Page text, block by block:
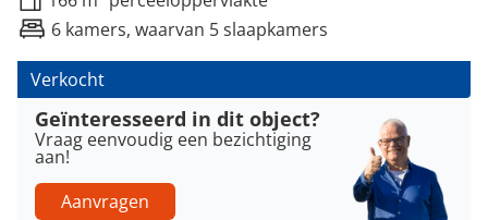
6 kamers, waarvan 5 slaapkamers
Verkocht
Geïnteresseerd in dit object?
Vraag eenvoudig een bezichtiging
aan!
Aanvragen